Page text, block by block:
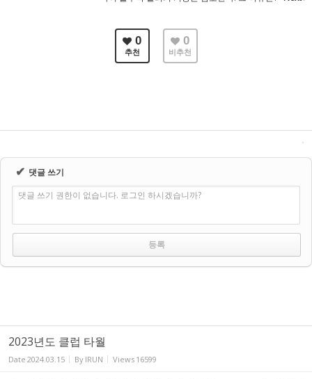
0
추천
0
비추천
✔ 댓글 쓰기
댓글 쓰기 권한이 없습니다. 로그인 하시겠습니까?
2023년도 클럽 타월
Date 2024.03.15 By IRUN Views 16599